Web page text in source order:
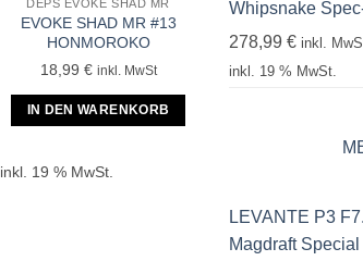
DEPS EVOKE SHAD MR
EVOKE SHAD MR #13
HONMOROKO
18,99 € inkl. MwSt
IN DEN WARENKORB
inkl. 19 % MwSt.
Whipsnake
278,99 € inkl.
inkl. 19 % MwSt.
LEVANTE P3
Magdraft Special